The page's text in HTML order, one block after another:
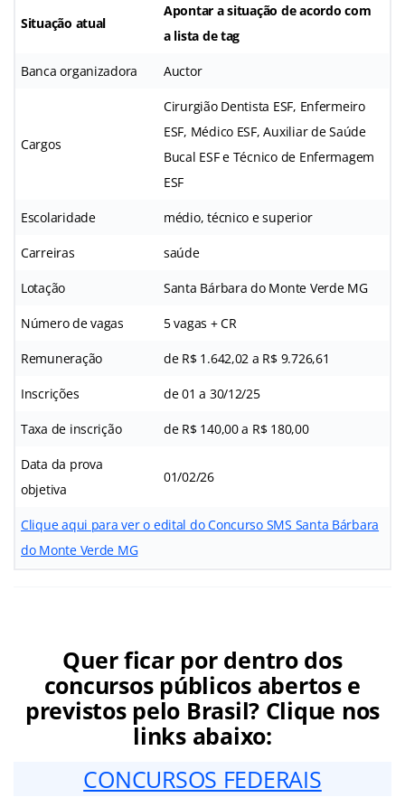
Situação atual
Apontar a situação de acordo com
a lista de tag
Banca organizadora Auctor
Cargos
Cirurgião Dentista ESF, Enfermeiro
ESF, Médico ESF, Auxiliar de Saúde
Bucal ESF e Técnico de Enfermagem
ESF
Escolaridade médio, técnico e superior
Carreiras saúde
Lotação Santa Bárbara do Monte Verde MG
Número de vagas 5 vagas + CR
Remuneração de R$ 1.642,02 a R$ 9.726,61
Inscrições de 01 a 30/12/25
Taxa de inscrição de R$ 140,00 a R$ 180,00
Data da prova
objetiva
01/02/26
Clique aqui para ver o edital do Concurso SMS Santa Bárbara
do Monte Verde MG
Quer ficar por dentro dos
concursos públicos abertos e
previstos pelo Brasil? Clique nos
links abaixo:
CONCURSOS FEDERAIS